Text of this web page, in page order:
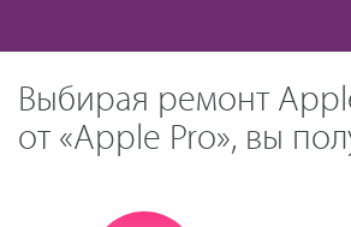
Выбирая ремонт
от «Apple Pro», вы